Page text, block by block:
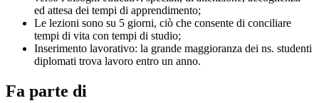
ed attesa dei tempi di apprendimento;
Le lezioni sono su 5 giorni, ciò che consente di conciliare
tempi di vita con tempi di studio;
Inserimento lavorativo: la grande maggioranza dei ns. studenti
diplomati trova lavoro entro un anno.
Fa parte di